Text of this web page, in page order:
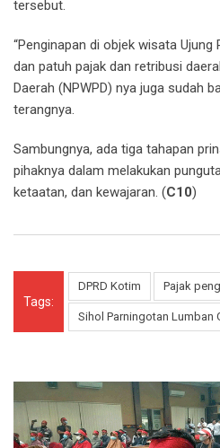
tersebut.
“Penginapan di objek wisata
dan patuh pajak dan retribusi
Daerah (NPWPD) nya juga sudah
terangnya.
Sambungnya, ada tiga tahapan
pihaknya dalam melakukan
ketaatan, dan kewajaran. (C10)
Tags:
DPRD Kotim Pajak
Sihol Parningotan Lumban